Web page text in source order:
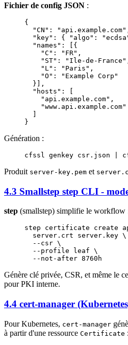
Fichier de config JSON :
{
  "CN"
: "api.example.com"
  "key"
: { "algo" :
  "names"
: [{
    "C"
: "FR" ,
    "ST"
: "Ile-de-France"
    "L"
: "Paris" ,
    "O"
:
"Example Corp"
  }],
  "hosts"
: [
    "api.example.com"
,
    "www.api.example.com"
}
Génération :
cfssl genkey csr.json
Produit server-key.pem et
4.3 Smallstep step CLI -
step (smallstep) simplifie le workflow
step certificate create
  server.crt
server.key \
  --csr
\
  --profile
leaf \
  --not-after
8760h
Génère clé privée, CSR, et même le
pour PKI interne.
4.4 cert-manager
Pour Kubernetes, cert-manager
à partir d'une ressource Certificate :